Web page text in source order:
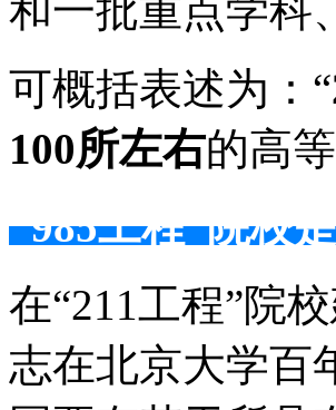
和一批重点学科
可概括表述为：“
100所左右的高
“985工程”院校
在“211工程”院
志在北京大学百